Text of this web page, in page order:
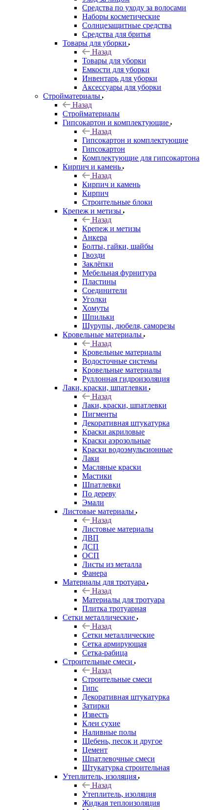
Средства по уходу за волосами
Наборы косметические
Солнцезащитные средства
Средства для бритья
Товары для уборки
Назад
Товары для уборки
Емкости для уборки
Инвентарь для уборки
Аксессуары для уборки
Стройматериалы
Назад
Стройматериалы
Гипсокартон и комплектующие
Назад
Гипсокартон и комплектующие
Гипсокартон
Комплектующие для гипсокартона
Кирпич и камень
Назад
Кирпич и камень
Кирпич
Строительные блоки
Крепеж и метизы
Назад
Крепеж и метизы
Анкера
Болты, гайки, шайбы
Гвозди
Заклёпки
Мебельная фурнитура
Пластины
Соединители
Уголки
Хомуты
Шпильки
Шурупы, дюбеля, саморезы
Кровельные материалы
Назад
Кровельные материалы
Водосточные системы
Кровельные материалы
Руллонная гидроизоляция
Лаки, краски, шпатлевки
Назад
Лаки, краски, шпатлевки
Пигменты
Декоративная штукатурка
Краски акриловые
Краски аэрозольные
Краски водоэмульсионные
Лаки
Масляные краски
Мастики
Шпатлевки
По дереву
Эмали
Листовые материалы
Назад
Листовые материалы
ДВП
ДСП
ОСП
Листы из металла
Фанера
Материалы для тротуара
Назад
Материалы для тротуара
Плитка тротуарная
Сетки металлические
Назад
Сетки металлические
Сетка армирующая
Сетка-рабица
Строительные смеси
Назад
Строительные смеси
Гипс
Декоративная штукатурка
Затирки
Известь
Клеи сухие
Наливные полы
Щебень, песок и другое
Цемент
Шпатлевочные смеси
Штукатурка строительная
Утеплитель, изоляция
Назад
Утеплитель, изоляция
Жидкая теплоизоляция